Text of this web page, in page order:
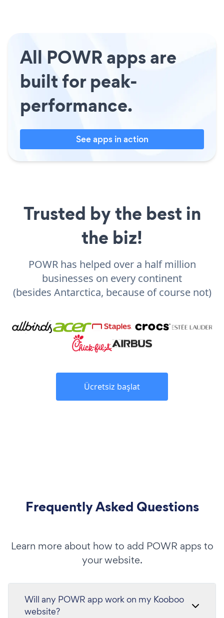
All POWR apps are
built for peak-
performance.
See apps in action
Trusted by the best in
the biz!
POWR has helped over a half million
businesses on every continent
(besides Antarctica, because of course not)
Ücretsiz başlat
Frequently Asked Questions
Learn more about how to add POWR apps to
your website.
Will any POWR app work on my Kooboo
website?